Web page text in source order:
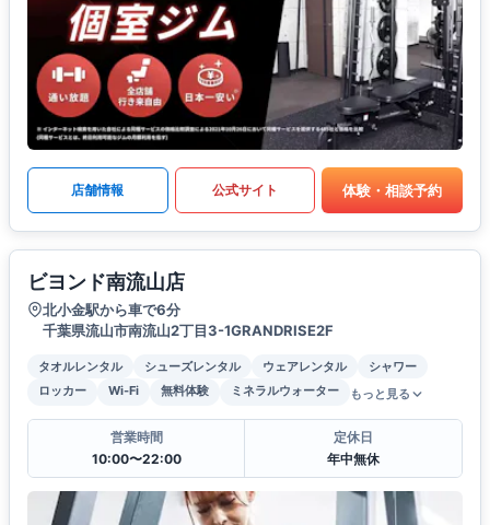
店舗情報 公式サイト 体験・相談予約
ビヨンド南流山店
北小金駅から車で6分
千葉県流山市南流山2丁目3-1GRANDRISE2F
タオルレンタル シューズレンタル ウェアレンタル
シャワー
ロッカー
Wi-Fi 無料体験 ミネラルウォーター もっと見る
営業時間
10:00〜22:00
定休日
年中無休